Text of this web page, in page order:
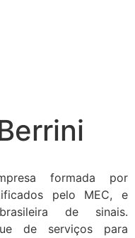
formada por
pelo MEC, e
de sinais.
de serviços para